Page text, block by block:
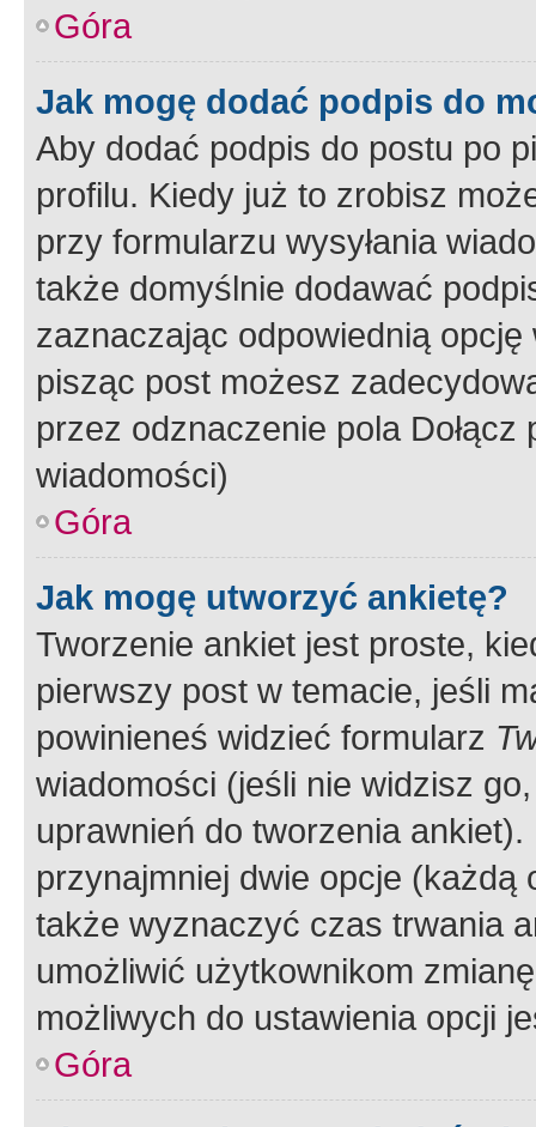
Góra
Jak mogę dodać podpis do
Aby dodać podpis do postu po
profilu. Kiedy już to zrobisz
przy formularzu wysyłania
także domyślnie dodawać
zaznaczając odpowiednią
pisząc post możesz
przez odznaczenie pola
wiadomości)
Góra
Jak mogę utworzyć ankietę?
Tworzenie ankiet jest proste,
pierwszy post w temacie, jeśli
powinieneś widzieć formularz
wiadomości (jeśli nie widzisz
uprawnień do tworzenia
przynajmniej dwie opcje
także wyznaczyć czas trwania
umożliwić użytkownikom
możliwych do ustawienia opcji
Góra